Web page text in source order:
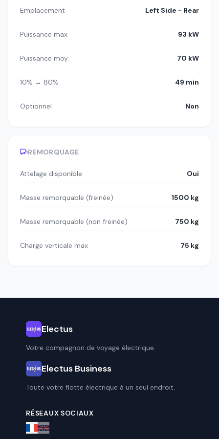
Emplacement Left Side - Rear
Puissance max 93 kW
Puissance moy. 70 kW
10% → 80% 49 min
Optionnel Non
REMORQUAGE
Attelage disponible Oui
Masse remorquable (freinée) 1500 kg
Masse remorquable (non freinée) 750 kg
Charge verticale max 75 kg
Electus
Votre compagnon de voyage électrique.
Electus Business
Toute votre flotte électrique à un seul endroit.
RÉSEAUX SOCIAUX